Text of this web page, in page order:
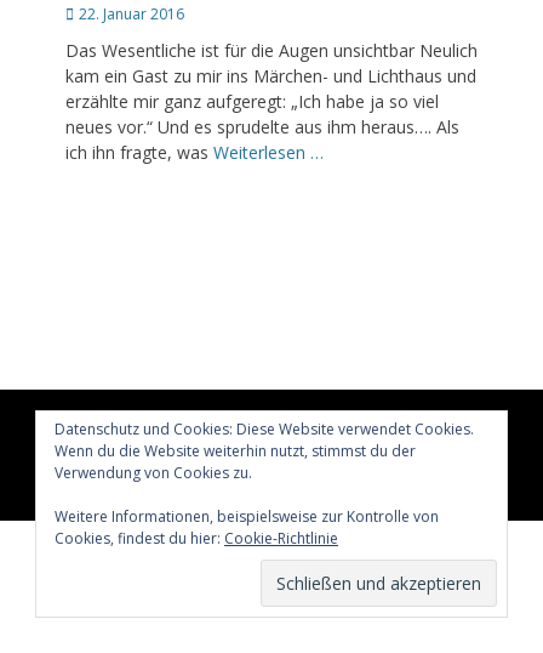
Posted
22. Januar 2016
Das Wesentliche ist für die Augen unsichtbar Neulich
kam ein Gast zu mir ins Märchen- und Lichthaus und
erzählte mir ganz aufgeregt: „Ich habe ja so viel
neues vor.“ Und es sprudelte aus ihm heraus…. Als
ich ihn fragte, was Weiterlesen …
Datenschutz und Cookies: Diese Website verwendet Cookies.
Wenn du die Website weiterhin nutzt, stimmst du der
Verwendung von Cookies zu.
Weitere Informationen, beispielsweise zur Kontrolle von
Cookies, findest du hier: Cookie-Richtlinie
Copyright © 2026 Glücklich märchenhaft lebenAll Rights
Reserved.
Catch Adaptive von